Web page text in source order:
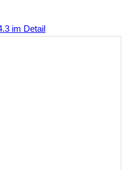
im Detail